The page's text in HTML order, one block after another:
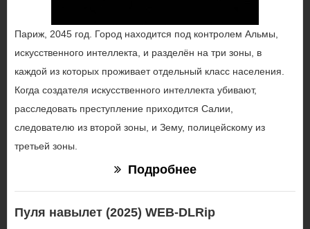
Париж, 2045 год. Город находится под контролем Альмы,
искусственного интеллекта, и разделён на три зоны, в
каждой из которых проживает отдельный класс населения.
Когда создателя искусственного интеллекта убивают,
расследовать преступление приходится Салии,
следователю из второй зоны, и Зему, полицейскому из
третьей зоны.
Подробнее
Пуля навылет (2025) WEB-DLRip